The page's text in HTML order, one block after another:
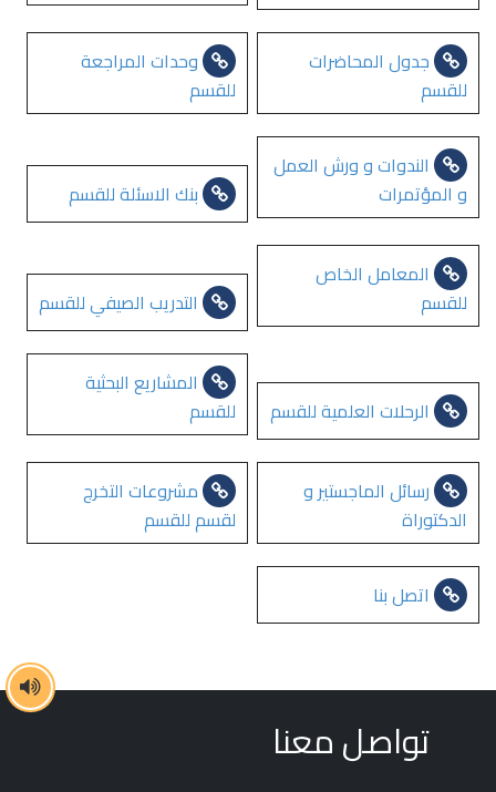
جدول المحاضرات
للقسم
وحدات المراجعة
للقسم
الندوات و ورش العمل
و المؤتمرات
بنك الاسئلة للقسم
المعامل الخاص
للقسم
التدريب الصيفي للقسم
الرحلات العلمية للقسم
المشاريع البحثية
للقسم
رسائل الماجستير و
الدكتوراة
مشروعات التخرج
لقسم للقسم
اتصل بنا
تواصل معنا